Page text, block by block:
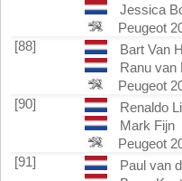
Jessica
Peugeot
[88]
Bart Van
Ranu van
Peugeot
[90]
Renaldo
Mark Fijn
Peugeot
[91]
Paul van